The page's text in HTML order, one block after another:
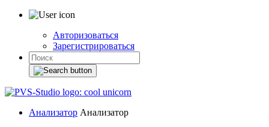
Авторизоваться
Зарегистрироваться
Анализатор Анализатор